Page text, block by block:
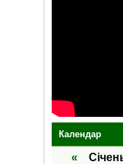
Календар
«